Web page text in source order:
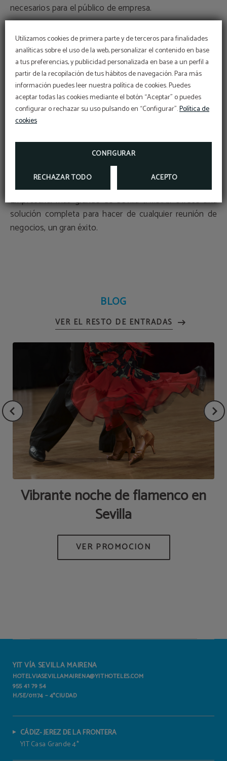
Utilizamos cookies de primera parte y de terceros para finalidades
analíticas sobre el uso de la web, personalizar el contenido en base
a tus preferencias, y publicidad personalizada en base a un perfil a
partir de la recopilación de tus hábitos de navegación. Para más
información puedes leer nuestra política de cookies. Puedes
aceptar todas las cookies mediante el botón “Aceptar” o puedes
configurar o rechazar su uso pulsando en “Configurar”.Política de
cookies
CONFIGURAR
RECHAZAR TODO ACEPTO
necesarios para el público de empresa.
3.- Óptima comunicación con Sevilla.
Y por último, pero no menos importante, en una
ubicación excelente. A unos pocos minutos en coche al
centro de la ciudad de Sevilla y con la estación de metro
Ciudad Expo justo enfrente del hotel que le conecta con
el mismo corazón de la ciudad.
es el espacio ideal para la celebración de eventos
empresariales en Sevilla, ya sea por su comodidad y
calidad de servicios, o por su excelente conexión con la
ciudad, además de por encontrarse al lado del Parque
Empresarial más grande de Sevilla (P.I.S.A). Ofrece una
solución completa para hacer de cualquier reunión de
negocios, un gran éxito.
BLOG
VER EL RESTO DE ENTRADAS
Vibrante noche de flamenco en
Sevilla
YIT VÍA SEVILLA MAIRENA
HOTELVIASEVILLAMAIRENA@YITHOTELES.COM
955 41 79 54
H/SE/01174 – 4*CIUDAD
CÁDIZ- JEREZ DE LA FRONTERA
YIT Casa Grande 4*
Delicioso desayuno
DISFRUTA DE NUESTRO EXQUISITO DESAYUNO-
BUFFET CON GRAN VARIEDAD DE PRODUCTOS